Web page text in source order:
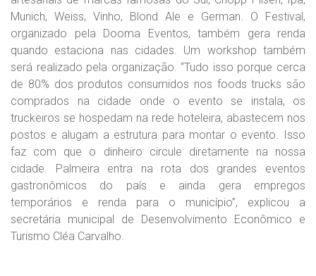
Munich, Weiss, Vinho, Blond Ale e German. O Festival,
organizado pela Dooma Eventos, também gera renda
quando estaciona nas cidades. Um workshop também
será realizado pela organização. “Tudo isso porque cerca
de 80% dos produtos consumidos nos foods trucks são
comprados na cidade onde o evento se instala, os
truckeiros se hospedam na rede hoteleira, abastecem nos
postos e alugam a estrutura para montar o evento. Isso
faz com que o dinheiro circule diretamente na nossa
cidade. Palmeira entra na rota dos grandes eventos
gastronômicos do país e ainda gera empregos
temporários e renda para o município”, explicou a
secretária municipal de Desenvolvimento Econômico e
Turismo Cléa Carvalho.